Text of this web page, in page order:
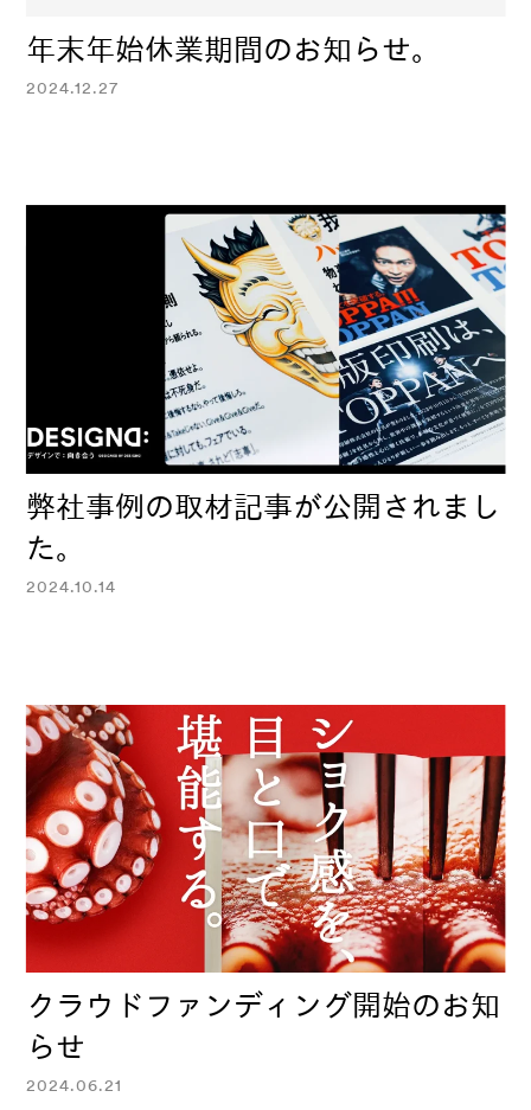
年末年始休業期間のお知らせ。
2024.12.27
弊社事例の取材記事が公開されまし
た。
2024.10.14
クラウドファンディング開始のお知
らせ
2024.06.21